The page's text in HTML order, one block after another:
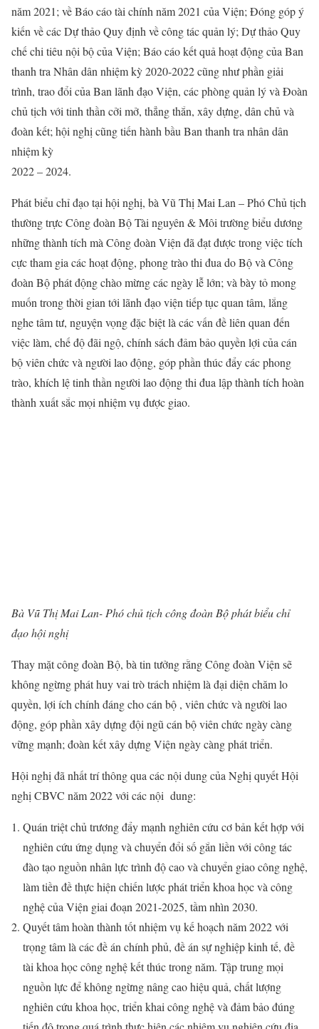
năm 2021; về Báo cáo tài chính năm 2021 của Viện; Đóng góp ý
kiến về các Dự thảo Quy định về công tác quản lý; Dự thảo Quy
chế chi tiêu nội bộ của Viện; Báo cáo kết quả hoạt động của Ban
thanh tra Nhân dân nhiệm kỳ 2020-2022 cũng như phần giải
trình, trao đổi của Ban lãnh đạo Viện, các phòng quản lý và Đoàn
chủ tịch với tinh thần cởi mở, thẳng thắn, xây dựng, dân chủ và
đoàn kết; hội nghị cũng tiến hành bầu Ban thanh tra nhân dân
nhiệm kỳ
2022 – 2024.
Phát biểu chỉ đạo tại hội nghị, bà Vũ Thị Mai Lan – Phó Chủ tịch
thường trực Công đoàn Bộ Tài nguyên & Môi trường biểu dương
những thành tích mà Công đoàn Viện đã đạt được trong việc tích
cực tham gia các hoạt động, phong trào thi đua do Bộ và Công
đoàn Bộ phát động chào mừng các ngày lễ lớn; và bày tỏ mong
muốn trong thời gian tới lãnh đạo viện tiếp tục quan tâm, lắng
nghe tâm tư, nguyện vọng đặc biệt là các vấn đề liên quan đến
việc làm, chế độ đãi ngộ, chính sách đảm bảo quyền lợi của cán
bộ viên chức và người lao động, góp phần thúc đẩy các phong
trào, khích lệ tinh thần người lao động thi đua lập thành tích hoàn
thành xuất sắc mọi nhiệm vụ được giao.
Bà Vũ Thị Mai Lan- Phó chủ tịch công đoàn Bộ phát biểu chỉ
đạo hội nghị
Thay mặt công đoàn Bộ, bà tin tưởng rằng Công đoàn Viện sẽ
không ngừng phát huy vai trò trách nhiệm là đại diện chăm lo
quyền, lợi ích chính đáng cho cán bộ , viên chức và người lao
động, góp phần xây dựng đội ngũ cán bộ viên chức ngày càng
vững mạnh; đoàn kết xây dựng Viện ngày càng phát triển.
Hội nghị đã nhất trí thông qua các nội dung của Nghị quyết Hội
nghị CBVC năm 2022 với các nội dung:
Quán triệt chủ trương đẩy mạnh nghiên cứu cơ bản kết hợp với
nghiên cứu ứng dụng và chuyển đổi số gắn liền với công tác
đào tạo nguồn nhân lực trình độ cao và chuyển giao công nghệ,
làm tiền đề thực hiện chiến lược phát triển khoa học và công
nghệ của Viện giai đoạn 2021-2025, tầm nhìn 2030.
Quyết tâm hoàn thành tốt nhiệm vụ kế hoạch năm 2022 với
trọng tâm là các đề án chính phủ, đề án sự nghiệp kinh tế, đề
tài khoa học công nghệ kết thúc trong năm. Tập trung mọi
nguồn lực để không ngừng nâng cao hiệu quả, chất lượng
nghiên cứu khoa học, triển khai công nghệ và đảm bảo đúng